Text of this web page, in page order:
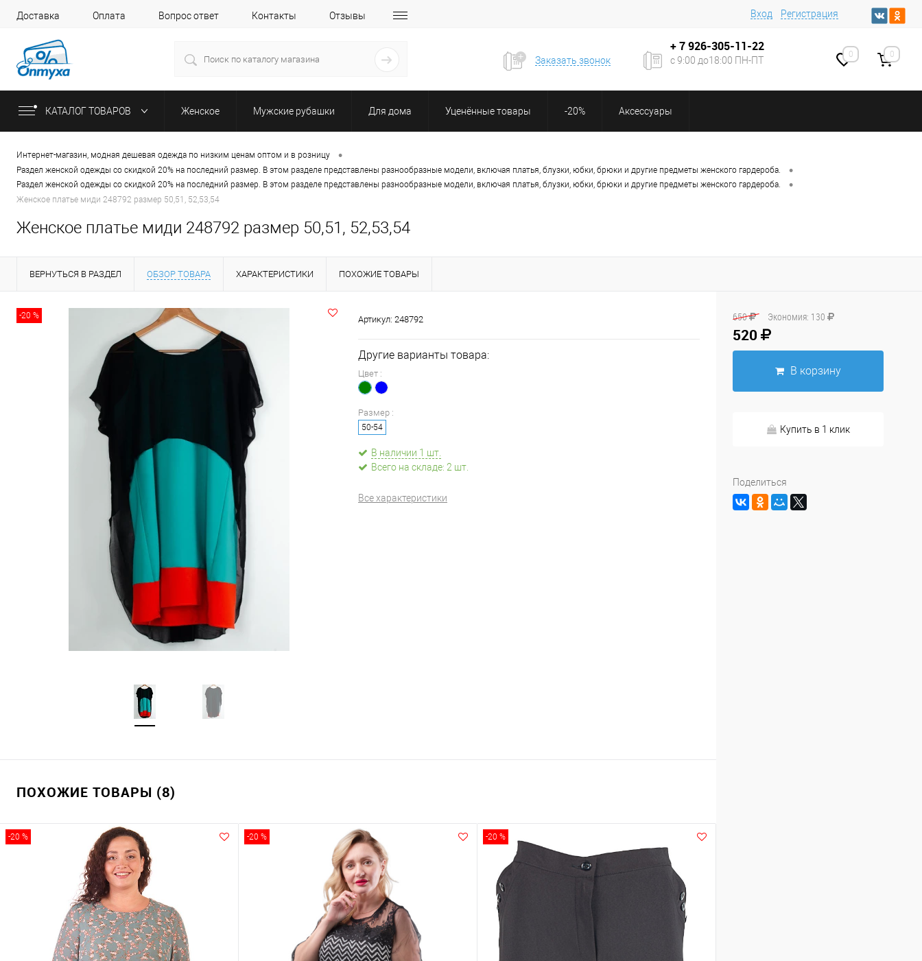
Доставка Оплата Вопрос ответ Контакты Отзывы Вход Регистрация
Заказать звонок
+ 7926-305-11-22
с 9:00 до18:00 ПН-ПТ
0 0
КАТАЛОГ ТОВАРОВ Женское Мужские рубашки Для дома Уценённые товары -20% Аксессуары
Интернет-магазин, модная дешевая одежда по низким ценам оптом и в розницу •
Раздел женской одежды со скидкой 20% на последний размер. В этом разделе представлены разнообразные модели, включая платья, блузки, юбки, брюки и другие предметы женского гардероба. •
Раздел женской одежды со скидкой 20% на последний размер. В этом разделе представлены разнообразные модели, включая платья, блузки, юбки, брюки и другие предметы женского гардероба. •
Женское платье миди 248792 размер 50,51, 52,53,54
Женское платье миди 248792 размер 50,51, 52,53,54
ВЕРНУТЬСЯ В РАЗДЕЛ ОБЗОР ТОВАРА ХАРАКТЕРИСТИКИ ПОХОЖИЕ ТОВАРЫ
-20 % Артикул: 248792
Другие варианты товара:
Цвет :
Размер :
50-54
В наличии 1 шт.
Всего на складе: 2 шт.
Все характеристики
ПОХОЖИЕ ТОВАРЫ (8)
-20 % -20 % -20 %
650 Экономия: 130
520
В корзину
Купить в 1 клик
Поделиться